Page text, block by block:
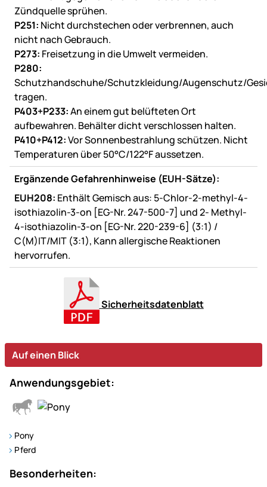
Zündquelle sprühen.
P251: Nicht durchstechen oder verbrennen, auch
nicht nach Gebrauch.
P273: Freisetzung in die Umwelt vermeiden.
P280:
Schutzhandschuhe/Schutzkleidung/Augenschutz/
tragen.
P403+P233:An einem gut belüfteten Ort
aufbewahren. Behälter dicht verschlossen halten.
P410+P412:Vor Sonnenbestrahlung schützen. Nicht
Temperaturen über 50°C/122°F aussetzen.
Ergänzende Gefahrenhinweise (EUH-Sätze):
EUH208: Enthält Gemisch aus: 5-Chlor-2-methyl-4-
isothiazolin-3-on [EG-Nr. 247-500-7] und 2- Methyl-
4-isothiazolin-3-on [EG-Nr. 220-239-6] (3:1) /
C(M)IT/MIT (3:1), Kann allergische Reaktionen
hervorrufen.
Sicherheitsdatenblatt
Auf einen Blick
Anwendungsgebiet:
Pony
Pferd
Besonderheiten: